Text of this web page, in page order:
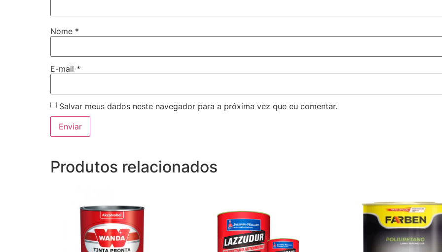
Nome *
E-mail *
Salvar meus dados neste navegador para a próxima vez que eu comentar.
Produtos relacionados